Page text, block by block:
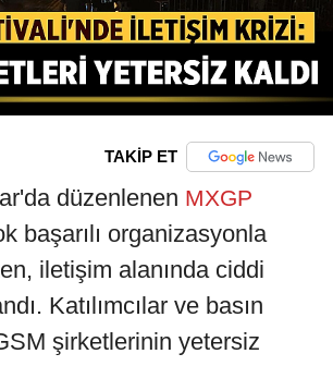
TAKİP ET
düzenlenen MXGP
başarılı organizasyonla
iletişim alanında ciddi
Katılımcılar ve basın
şirketlerinin yetersiz